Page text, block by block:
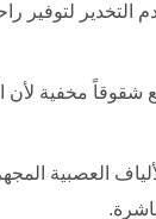
التخدير لتوفير
شقوقاً مخفية لأن
العصبية